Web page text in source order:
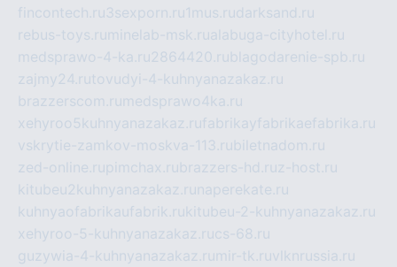
fincontech.ru3sexporn.ru1mus.rudarksand.ru
rebus-toys.ru minelab-msk.rualabuga-cityhotel.ru
medsprawo-4-ka.ru2864420.rublagodarenie-spb.ru
zajmy24.rutovudyi-4-kuhnyanazakaz.ru
brazzerscom.ru medsprawo4ka.ru
xehyroo5kuhnyanazakaz.rufabrikayfabrikaefabrika.ru
vskrytie-zamkov-moskva-113.rubiletnadom.ru
zed-online.rupimchax.rubrazzers-hd.ruz-host.ru
kitubeu2kuhnyanazakaz.ru naperekate.ru
kuhnyaofabrikaufabrik.rukitubeu-2-kuhnyanazakaz.ru
xehyroo-5-kuhnyanazakaz.rucs-68.ru
guzywia-4-kuhnyanazakaz.ru mir-tk.ruvlknrussia.ru